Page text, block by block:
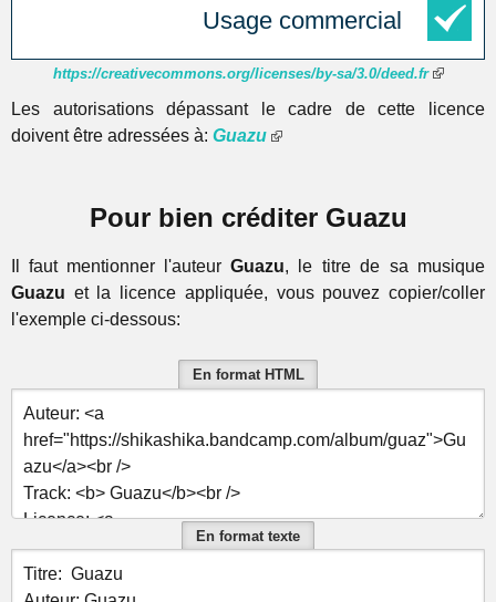
Usage commercial
https://creativecommons.org/licenses/by-sa/3.0/deed.fr
Les autorisations dépassant le cadre de cette licence
doivent être adressées à: Guazu
Pour bien créditer Guazu
Il faut mentionner l'auteur Guazu, le titre de sa musique
Guazu et la licence appliquée, vous pouvez copier/coller
l'exemple ci-dessous:
En format HTML
En format texte